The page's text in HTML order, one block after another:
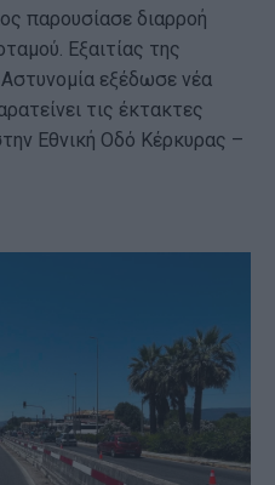
παρουσίασε διαρροή
Εξαιτίας της
εξέδωσε νέα
τις έκτακτες
Εθνική Οδό Κέρκυρας –